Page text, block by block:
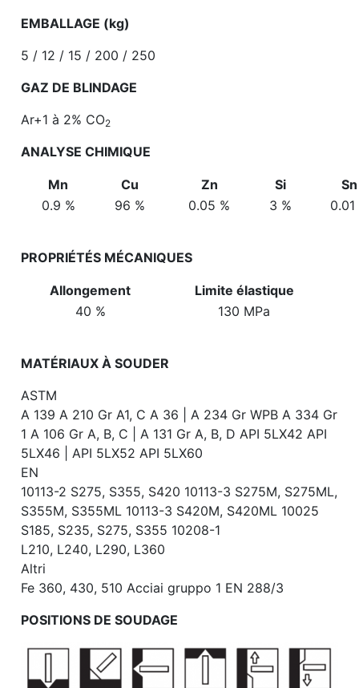
EMBALLAGE (kg)
5 / 12 / 15 / 200 / 250
GAZ DE BLINDAGE
Ar+1 à 2% CO2
ANALYSE CHIMIQUE
Mn Cu Zn Si
Sn
0.9 %
96 % 0.05 % 3 % 0.01
PROPRIÉTÉS MÉCANIQUES
Allongement
Limite élastique
40 %
130 MPa
MATÉRIAUX À SOUDER
ASTM
A 139 A 210 Gr A1, C A 36 | A 234 Gr WPB A 334 Gr
1 A 106 Gr A, B, C | A 131 Gr A, B, D API 5LX42 API
5LX46 | API 5LX52 API 5LX60
EN
10113-2 S275, S355, S420 10113-3 S275M, S275ML,
S355M, S355ML 10113-3 S420M, S420ML 10025
S185, S235, S275, S355 10208-1
L210, L240, L290, L360
Altri
Fe 360, 430, 510 Acciai gruppo 1 EN 288/3
POSITIONS DE SOUDAGE